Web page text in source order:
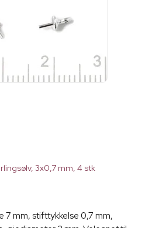
3x0,7 mm, 4 stk
mm, stifttykkelse 0,7 mm,